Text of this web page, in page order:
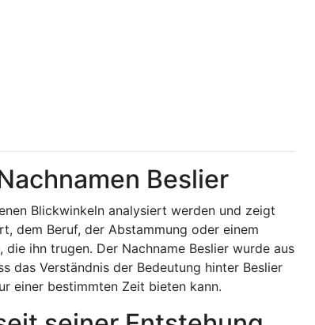
Beslier
Blickwinkeln analysiert werden und zeigt
dem Beruf, der Abstammung oder einem
ihn trugen. Der Nachname Beslier wurde aus
das Verständnis der Bedeutung hinter Beslier
einer bestimmten Zeit bieten kann.